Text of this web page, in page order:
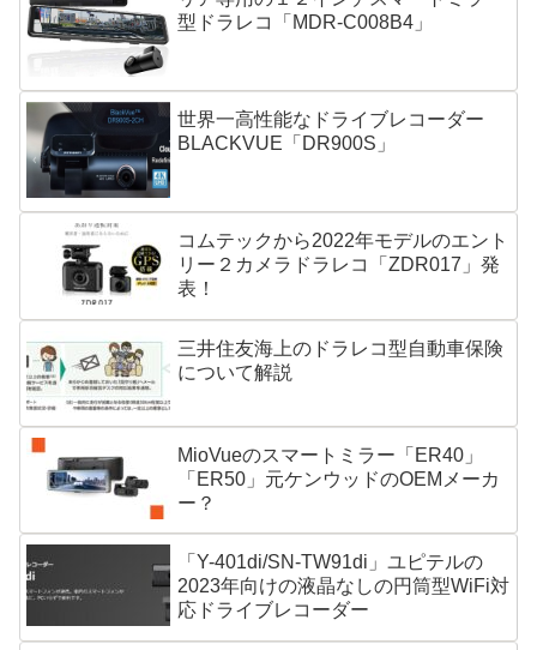
型ドラレコ「MDR-C008B4」
世界一高性能なドライブレコーダー
BLACKVUE「DR900S」
コムテックから2022年モデルのエント
リー２カメラドラレコ「ZDR017」発
表！
三井住友海上のドラレコ型自動車保険
について解説
MioVueのスマートミラー「ER40」
「ER50」元ケンウッドのOEMメーカ
ー？
「Y-401di/SN-TW91di」ユピテルの
2023年向けの液晶なしの円筒型WiFi対
応ドライブレコーダー